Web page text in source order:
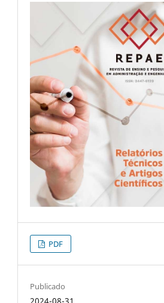
PDF
Publicado